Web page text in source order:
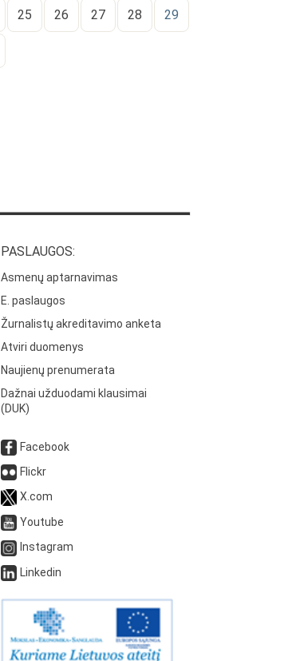
25 26 27 28 29
PASLAUGOS:
Asmenų aptarnavimas
E. paslaugos
Žurnalistų akreditavimo anketa
Atviri duomenys
Naujienų prenumerata
Dažnai užduodami klausimai
(DUK)
Facebook
Flickr
X.com
Youtube
Instagram
Linkedin